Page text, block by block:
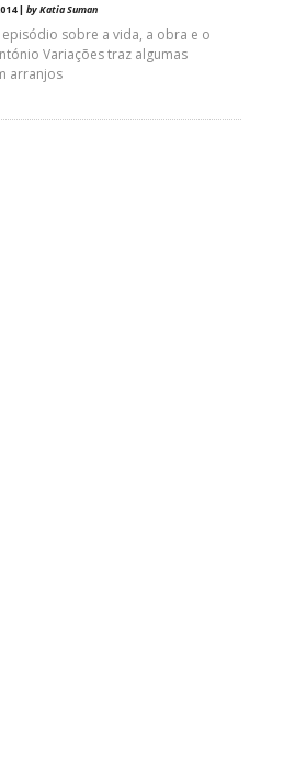
| by Katia Suman
sobre a vida, a obra e o
Variações traz algumas
arranjos